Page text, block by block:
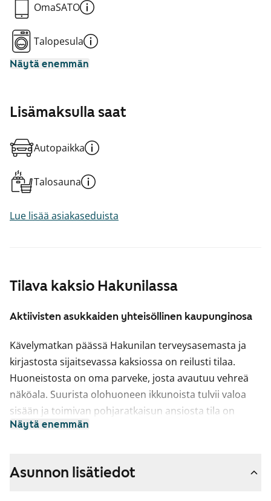
Tilava kaksio Hakunilassa
Aktiivisten asukkaiden yhteisöllinen kaupunginosa
Kävelymatkan päässä Hakunilan terveysasemasta ja
kirjastosta sijaitsevassa kaksiossa on reilusti tilaa.
Huoneistosta on oma parveke, josta avautuu vehreä
näköala. Suurista olohuoneen ikkunoista tulvii valoa
sisään ja toimivan pohjaratkaisun ansiosta tila on
helppo kalustaa monella tapaa.
on sekä eteisessä että makuuhuoneessa. Keittiössä on
Näytä enemmän
OmaSATO
Talopesula
Näytä enemmän
Lisämaksulla saat
Autopaikka
Talosauna
Lue lisää asiakaseduista
Asunnon lisätiedot